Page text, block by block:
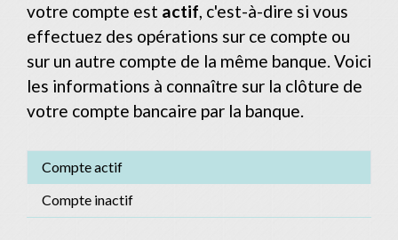
votre compte est actif, c'est-à-dire si vous
effectuez des opérations sur ce compte ou
sur un autre compte de la même banque. Voici
les informations à connaître sur la clôture de
votre compte bancaire par la banque.
Compte actif
Compte inactif